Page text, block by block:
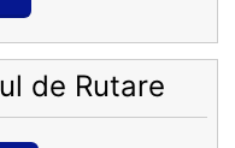
de Rutare